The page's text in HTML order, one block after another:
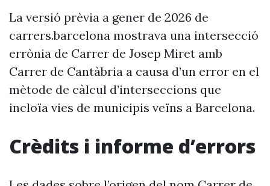
La versió prèvia a gener de 2026 de
carrers.barcelona mostrava una intersecció
errònia de Carrer de Josep Miret amb
Carrer de Cantàbria a causa d’un error en el
mètode de càlcul d’interseccions que
incloïa vies de municipis veïns a Barcelona.
Crèdits i informe d’errors